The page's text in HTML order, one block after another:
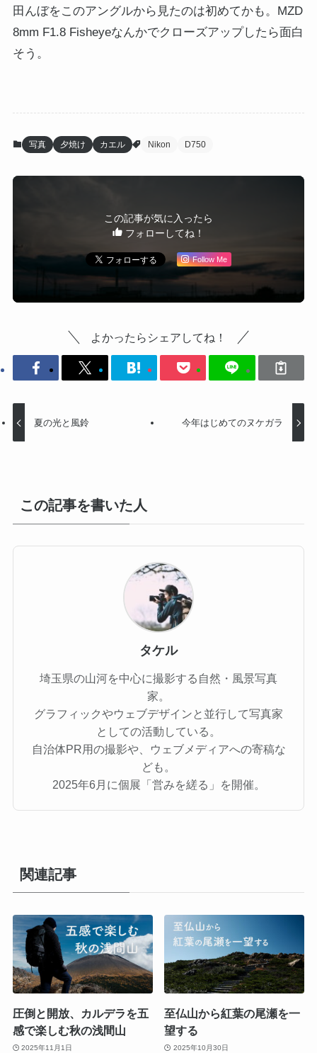
田んぼをこのアングルから見たのは初めてかも。MZD
8mm F1.8 Fisheyeなんかでクローズアップしたら面白
そう。
写真 夕焼け カエル Nikon D750
この記事が気に入ったら
フォローしてね！
Follow Me
よかったらシェアしてね！
夏の光と風鈴 今年はじめてのヌケガラ
この記事を書いた人
タケル
埼玉県の山河を中心に撮影する自然・風景写真
家。
グラフィックやウェブデザインと並行して写真家
としての活動している。
自治体PR用の撮影や、ウェブメディアへの寄稿な
ども。
2025年6月に個展「営みを縒る」を開催。
関連記事
圧倒と開放、カルデラを五
感で楽しむ秋の浅間山
2025年11月1日
至仏山から紅葉の尾瀬を一
望する
2025年10月30日